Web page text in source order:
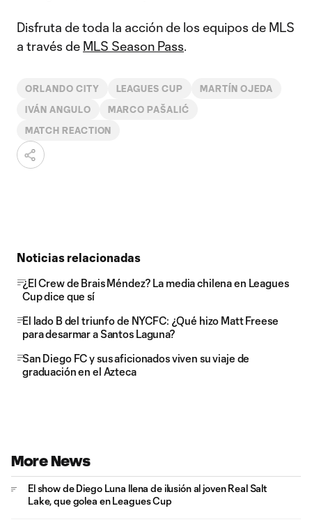
Disfruta de toda la acción de los equipos de MLS
a través de MLS Season Pass.
ORLANDO CITY LEAGUES CUP MARTÍN OJEDA
IVÁN ANGULO MARCO PAŠALIĆ
MATCH REACTION
Noticias relacionadas
¿El Crew de Brais Méndez? La media chilena en Leagues
Cup dice que sí
El lado B del triunfo de NYCFC: ¿Qué hizo Matt Freese
para desarmar a Santos Laguna?
San Diego FC y sus aficionados viven su viaje de
graduación en el Azteca
More News
El show de Diego Luna llena de ilusión al joven Real Salt
Lake, que golea en Leagues Cup